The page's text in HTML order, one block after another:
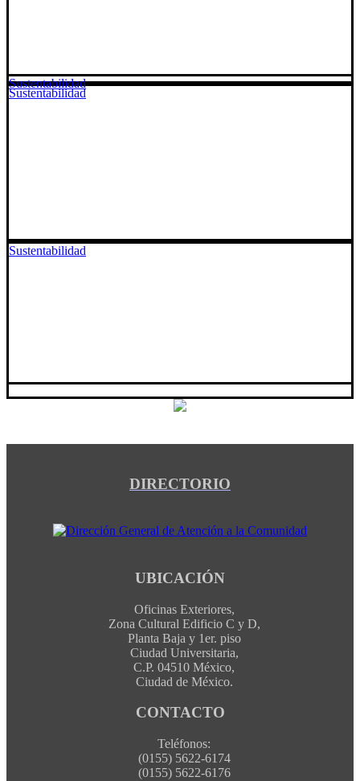
Sustentabilidad
Sustentabilidad
Sustentabilidad
DIRECTORIO
UBICACIÓN
Oficinas Exteriores,
Zona Cultural Edificio C y D,
Planta Baja y 1er. piso
Ciudad Universitaria,
C.P. 04510 México,
Ciudad de México.
CONTACTO
Teléfonos:
(0155) 5622-6174
(0155) 5622-6176